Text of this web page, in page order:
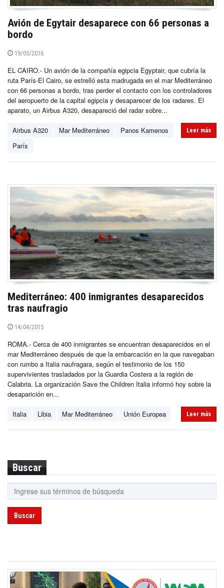
Avión de Egytair desaparece con 66 personas a
bordo
19/05/2016
EL CAIRO.- Un avión de la compañía egipcia Egyptair, que cubría la
ruta París-El Cairo, se estrelló esta madrugada en el mar Mediterráneo
con 66 personas a bordo, tras perder el contacto con los controladores
del aeropuerto de la capital egipcia y desaparecer de los radares. El
aparato, un Airbus A320, desapareció del radar sobre...
Airbus A320 Mar Mediterráneo
Panos Kamenos
París
Leer más
Mediterráneo: 400 inmigrantes desaparecidos
tras naufragio
14/04/2015
ROMA.- Cerca de 400 inmigrantes se encuentran desaparecidos en el
mar Mediterráneo después de que la embarcación en la que navegaban
con rumbo a Italia naufragara, según el testimonio de los 150
supervivientes trasladados por la Guardia Costera a la región de
Calabria. La organización Save the Children Italia informó hoy sobre la
desaparición en...
Italia Libia Mar Mediterráneo Unión Europea Leer más
Buscar
Buscar